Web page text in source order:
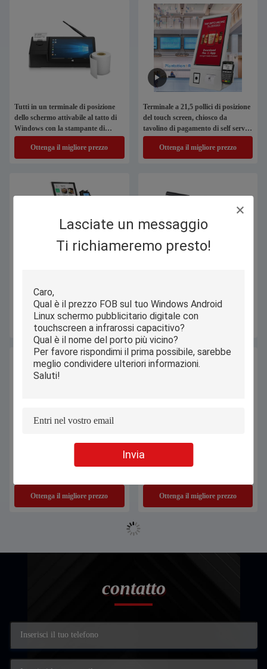
Lasciate un messaggio
Ti richiameremo presto!
Invia
Tutti in un terminale di posizione
dello schermo attivabile al tatto di
Windows con la stampante di
58mm
Ottenga il migliore prezzo
Terminale a 21,5 pollici di posizione
del touch screen, chiosco da
tavolino di pagamento di self service
del controsoffitto
Ottenga il migliore prezzo
schermo, chiosco terminale di
pagamento a 15,6 pollici per il
ristorante
Ottenga il migliore prezzo
pubblicità del menu del ristorante
Ottenga il migliore prezzo
compressa del chiosco del
con i touch screen 14" 15,6» 17,3»
Ottenga il migliore prezzo
Pavimento che sta il chiosco del
contrassegno di Digital a 55 pollici
Ottenga il migliore prezzo
contatto